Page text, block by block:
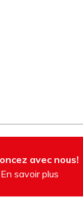
avec nous!
En savoir plus